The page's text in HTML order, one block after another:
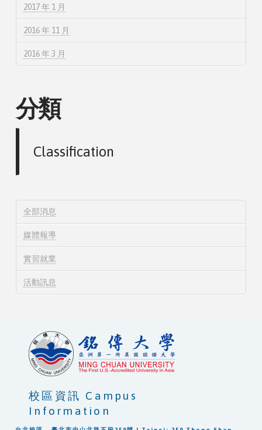
2017 年 1 月
2016 年 11 月
2016 年 3 月
分類
Classification
全部消息
媒體報導
實習就業
活動訊息
校區資訊 Campus
Information